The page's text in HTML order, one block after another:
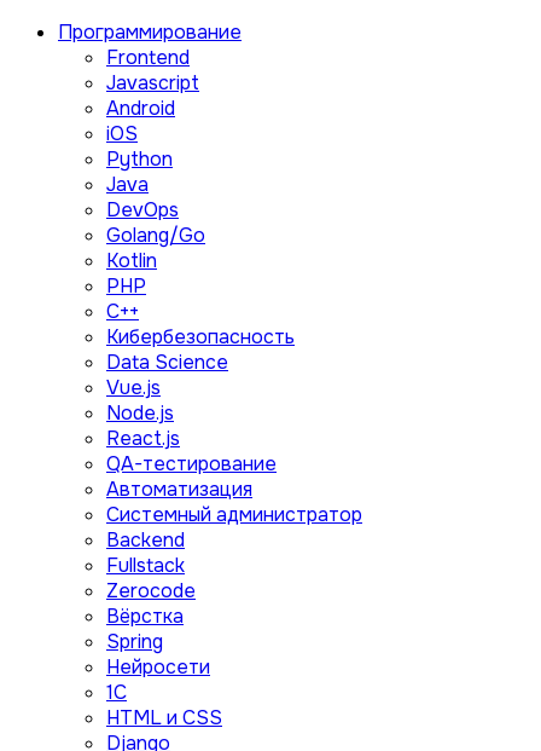
Программирование
Frontend
Javascript
Android
iOS
Python
Java
DevOps
Golang/Go
Kotlin
PHP
C++
Кибербезопасность
Data Science
Vue.js
Node.js
React.js
QA-тестирование
Автоматизация
Системный администратор
Backend
Fullstack
Zerocode
Вёрстка
Spring
Нейросети
1C
HTML и CSS
Django